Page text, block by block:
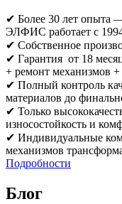
✔ Более 30 лет опыта
ЭЛФИС работает с
✔ Собственное
✔ Гарантия от 18
+ ремонт механизмов
✔ Полный контроль
материалов до
✔ Только
износостойкость и
✔ Индивидуальные
механизмов
Подробности
Блог